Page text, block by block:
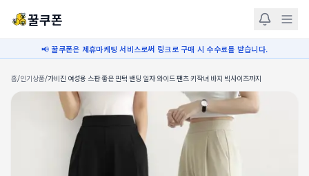
꿀쿠폰
📢 꿀쿠폰은 제휴마케팅 서비스로써 링크로 구매 시 수수료를 받습니다.
홈/인기상품/가비진 여성용 스판 좋은 핀턱 밴딩 일자 와이드 팬츠 키작녀 바지 빅사이즈까지